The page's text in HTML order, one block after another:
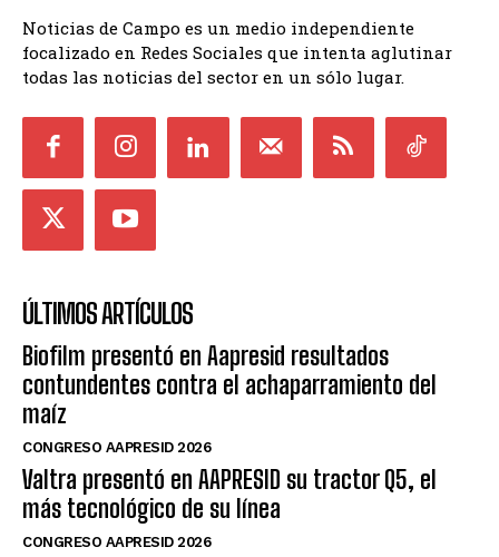
Noticias de Campo es un medio independiente
focalizado en Redes Sociales que intenta aglutinar
todas las noticias del sector en un sólo lugar.
ÚLTIMOS ARTÍCULOS
Biofilm presentó en Aapresid resultados
contundentes contra el achaparramiento del
maíz
CONGRESO AAPRESID 2026
Valtra presentó en AAPRESID su tractor Q5, el
más tecnológico de su línea
CONGRESO AAPRESID 2026